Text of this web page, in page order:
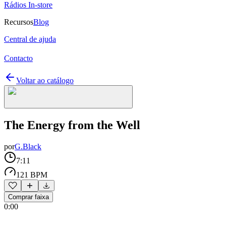
Rádios In-store
RecursosBlog
Central de ajuda
Contacto
Voltar ao catálogo
The Energy from the Well
porG.Black
7:11
121 BPM
Comprar faixa
0:00